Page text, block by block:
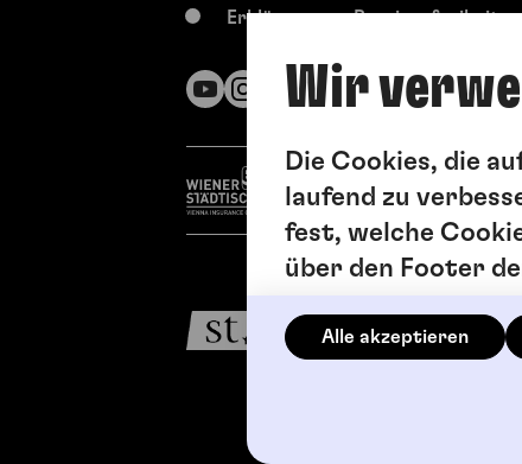
Wir
Die Cookies, die
laufend zu
fest, welche
über den Footer
Alle akzeptieren
Erklärung zur Barrierefreiheit